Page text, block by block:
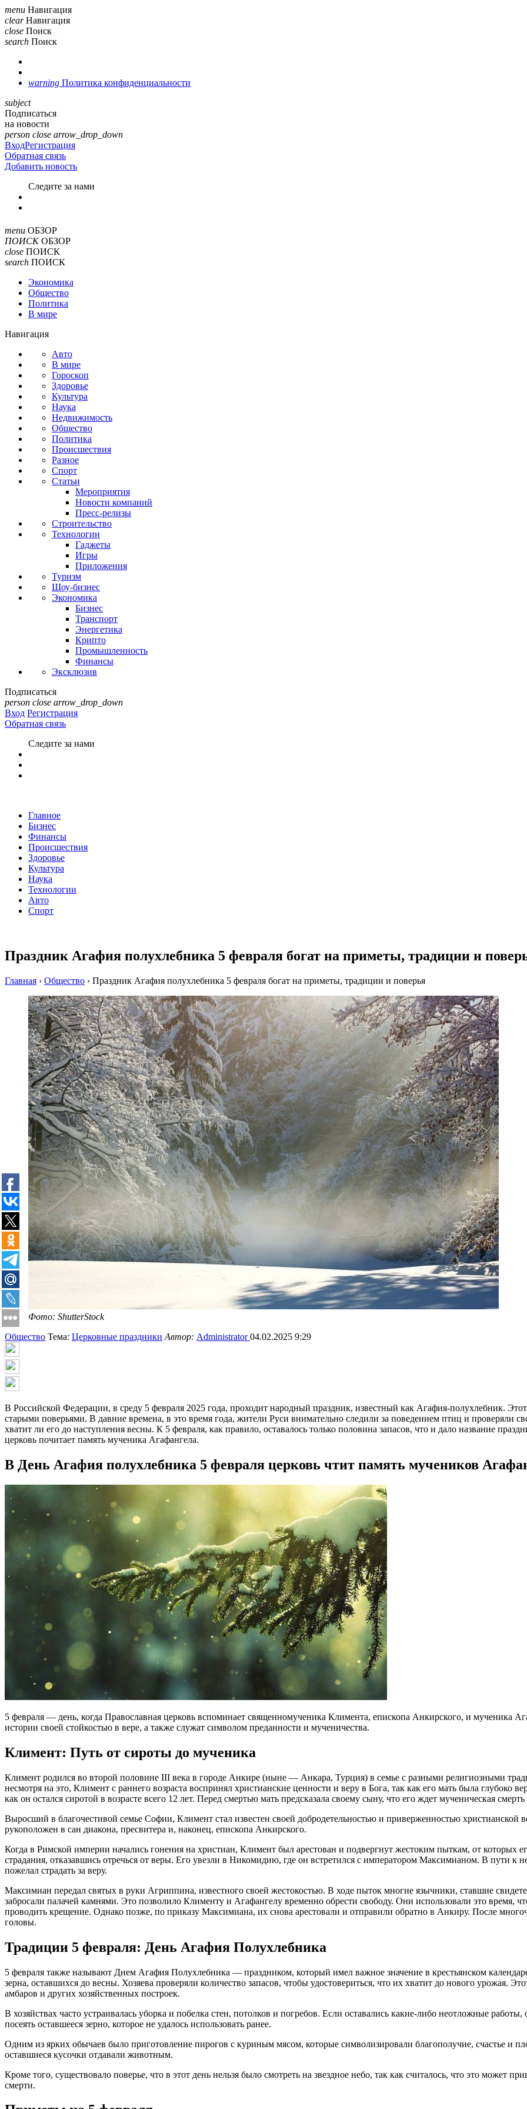
menu Навигация
clear Навигация
close Поиск
search Поиск
warning Политика конфиденциальности
subject
Подписаться
на новости
person close arrow_drop_down
ВходРегистрация
Обратная связь
Добавить новость
Cледите за нами
menu ОБЗОР
ПОИСК ОБЗОР
close ПОИСК
search ПОИСК
Экономика
Общество
Политика
В мире
Навигация
Авто
В мире
Гороскоп
Здоровье
Культура
Наука
Недвижимость
Общество
Политика
Происшествия
Разное
Спорт
Статьи
Мероприятия
Новости компаний
Пресс-релизы
Строительство
Технологии
Гаджеты
Игры
Приложения
Туризм
Шоу-бизнес
Экономика
Бизнес
Транспорт
Энергетика
Крипто
Промышленность
Финансы
Эксклюзив
Подписаться
person close arrow_drop_down
Вход Регистрация
Обратная связь
Следите за нами
Главное
Бизнес
Финансы
Происшествия
Здоровье
Культура
Наука
Технологии
Авто
Спорт
Праздник Агафия полухлебника 5 февраля богат на приметы, традиции и
Главная › Общество › Праздник Агафия полухлебника 5 февраля богат на приметы, традиции и поверья
Фото: ShutterStock
Общество Тема: Церковные праздники Автор: Administrator04.02.2025 9:29
В Российской Федерации, в среду 5 февраля 2025 года, проходит народный праздник, известный как Агафия-полухлебник.
старыми поверьями. В давние времена, в это время года, жители Руси внимательно следили за поведением птиц и проверяли
хватит ли его до наступления весны. К 5 февраля, как правило, оставалось только половина запасов, что и дало название
церковь почитает память мученика Агафангела.
В День Агафия полухлебника 5 февраля церковь чтит память мучеников
5 февраля — день, когда Православная церковь вспоминает священномученика Климента, епископа Анкирского, и мученика
истории своей стойкостью в вере, а также служат символом преданности и мученичества.
Климент: Путь от сироты до мученика
Климент родился во второй половине III века в городе Анкире (ныне — Анкара, Турция) в семье с разными религиозными
несмотря на это, Климент с раннего возраста воспринял христианские ценности и веру в Бога, так как его мать была глубоко
как он остался сиротой в возрасте всего 12 лет. Перед смертью мать предсказала своему сыну, что его ждет мученическая
Выросший в благочестивой семье Софии, Климент стал известен своей добродетельностью и приверженностью христианской
рукоположен в сан диакона, пресвитера и, наконец, епископа Анкирского.
Когда в Римской империи начались гонения на христиан, Климент был арестован и подвергнут жестоким пыткам, от которых
страдания, отказавшись отречься от веры. Его увезли в Никомидию, где он встретился с императором Максимианом. В пути к
пожелал страдать за веру.
Максимиан передал святых в руки Агриппина, известного своей жестокостью. В ходе пыток многие язычники, ставшие
забросали палачей камнями. Это позволило Клименту и Агафангелу временно обрести свободу. Они использовали это время,
проводить крещение. Однако позже, по приказу Максимиана, их снова арестовали и отправили обратно в Анкиру. После
головы.
Традиции 5 февраля: День Агафия Полухлебника
5 февраля также называют Днем Агафия Полухлебника — праздником, который имел важное значение в крестьянском
зерна, оставшихся до весны. Хозяева проверяли количество запасов, чтобы удостовериться, что их хватит до нового урожая.
амбаров и других хозяйственных построек.
В хозяйствах часто устраивалась уборка и побелка стен, потолков и погребов. Если оставались какие-либо неотложные
посеять оставшееся зерно, которое не удалось использовать ранее.
Одним из ярких обычаев было приготовление пирогов с куриным мясом, которые символизировали благополучие, счастье и
оставшиеся кусочки отдавали животным.
Кроме того, существовало поверье, что в этот день нельзя было смотреть на звездное небо, так как считалось, что это может
смерти.